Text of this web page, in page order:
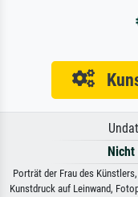
Porträt der Frau des
Kunstdruck auf Leinwand,